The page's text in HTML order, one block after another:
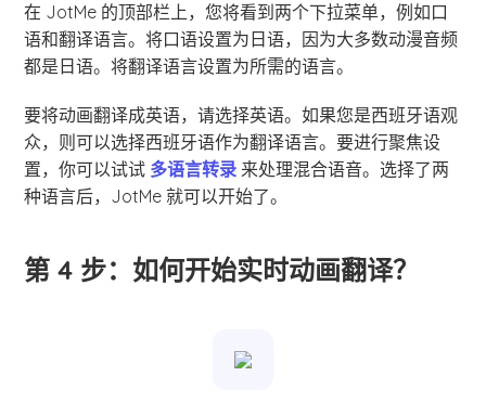
在 JotMe 的顶部栏上，您将看到两个下拉菜单，例如口
语和翻译语言。将口语设置为日语，因为大多数动漫音频
都是日语。将翻译语言设置为所需的语言。
要将动画翻译成英语，请选择英语。如果您是西班牙语观
众，则可以选择西班牙语作为翻译语言。要进行聚焦设
置，你可以试试 多语言转录 来处理混合语音。选择了两
种语言后，JotMe 就可以开始了。
第 4 步：如何开始实时动画翻译？